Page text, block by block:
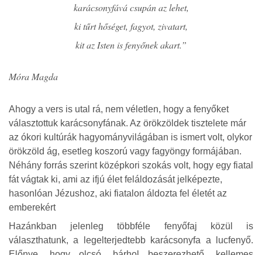
karácsonyfává csupán az lehet,
ki tűrt hőséget, fagyot, zivatart,
kit az Isten is fenyőnek akart.”
Móra Magda
Ahogy a vers is utal rá, nem véletlen, hogy a fenyőket
választottuk karácsonyfának. Az örökzöldek tisztelete már
az ókori kultúrák hagyományvilágában is ismert volt, olykor
örökzöld ág, esetleg koszorú vagy fagyöngy formájában.
Néhány forrás szerint középkori szokás volt, hogy egy fiatal
fát vágtak ki, ami az ifjú élet feláldozását jelképezte,
hasonlóan Jézushoz, aki fiatalon áldozta fel életét az
emberekért
Hazánkban jelenleg többféle fenyőfaj közül is
választhatunk, a legelterjedtebb karácsonyfa a lucfenyő.